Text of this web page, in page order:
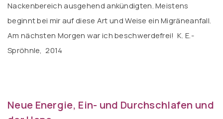
Nackenbereich ausgehend ankündigten. Meistens
beginnt bei mir auf diese Art und Weise ein Migräneanfall.
Am nächsten Morgen war ich beschwerdefrei! K. E.-
Spröhnle, 2014
Neue Energie, Ein- und Durchschlafen und